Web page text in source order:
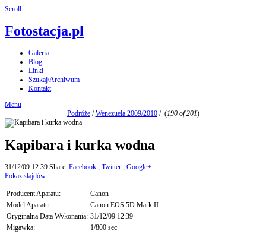
Scroll
Fotostacja.pl
Galeria
Blog
Linki
Szukaj/Archiwum
Kontakt
Menu
Podróże/Wenezuela 2009/2010/ (190 of 201)
Kapibara i kurka wodna
31/12/09 12:39 Share: Facebook , Twitter , Google+
Pokaz slajdów
Producent Aparatu:
Canon
Model Aparatu:
Canon EOS 5D Mark II
Oryginalna Data Wykonania: 31/12/09 12:39
Migawka:
1/800 sec